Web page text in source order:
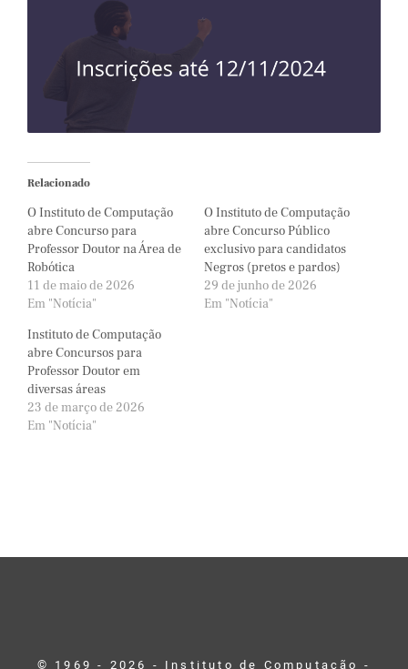
Relacionado
O Instituto de Computação
abre Concurso para
Professor Doutor na Área de
Robótica
11 de maio de 2026
Em "Notícia"
O Instituto de Computação
abre Concurso Público
exclusivo para candidatos
Negros (pretos e pardos)
29 de junho de 2026
Em "Notícia"
Instituto de Computação
abre Concursos para
Professor Doutor em
diversas áreas
23 de março de 2026
Em "Notícia"
© 1969 - 2026 - Instituto de Computação -